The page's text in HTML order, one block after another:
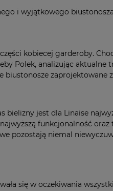
i wyjątkowego
kobiecej garderoby.
Polek, analizując
biustonosze
bielizny jest dla Linaise
funkcjonalność oraz
pozostają niemal
się w oczekiwania